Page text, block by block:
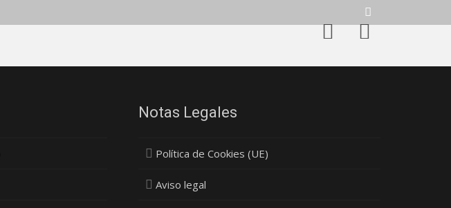
Notas Legales
Política de Cookies (UE)
Aviso legal